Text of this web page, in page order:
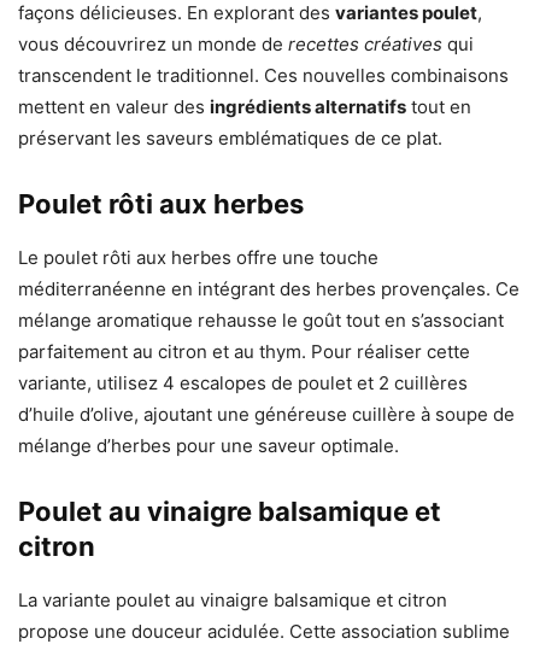
façons délicieuses. En explorant des variantes poulet,
vous découvrirez un monde de recettes créatives qui
transcendent le traditionnel. Ces nouvelles combinaisons
mettent en valeur des ingrédients alternatifs tout en
préservant les saveurs emblématiques de ce plat.
Poulet rôti aux herbes
Le poulet rôti aux herbes offre une touche
méditerranéenne en intégrant des herbes provençales. Ce
mélange aromatique rehausse le goût tout en s’associant
parfaitement au citron et au thym. Pour réaliser cette
variante, utilisez 4 escalopes de poulet et 2 cuillères
d’huile d’olive, ajoutant une généreuse cuillère à soupe de
mélange d’herbes pour une saveur optimale.
Poulet au vinaigre balsamique et
citron
La variante poulet au vinaigre balsamique et citron
propose une douceur acidulée. Cette association sublime